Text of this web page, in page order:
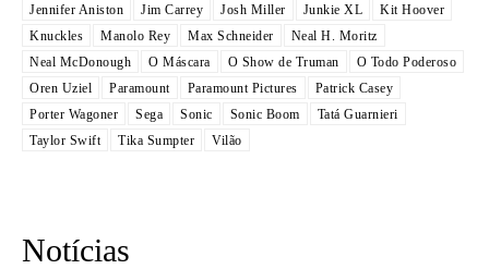
Jennifer Aniston
Jim Carrey Josh Miller Junkie XL
Kit Hoover
Knuckles
Manolo Rey Max Schneider
Neal H. Moritz
Neal McDonough
O Máscara O Show de Truman
O Todo Poderoso
Oren Uziel
Paramount Paramount Pictures
Patrick Casey
Porter Wagoner
Sega Sonic Sonic Boom
Tatá Guarnieri
Taylor Swift
Tika Sumpter Vilão
Notícias